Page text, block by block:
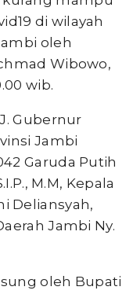
di wilayah
oleh
Wibowo,
wib.
Gubernur
Jambi
Garuda Putih
M.M, Kepala
Deliansyah,
Jambi Ny.
oleh Bupati